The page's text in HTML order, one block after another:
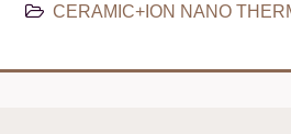
CERAMIC+ION NANO